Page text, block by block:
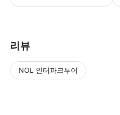
리뷰
NOL 인터파크투어